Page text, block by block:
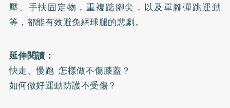
壓、手扶固定物，重複踮腳尖，以及單腳彈跳運動
等，都能有效避免網球腿的悲劇。
延伸閱讀：
快走、慢跑 怎樣做不傷膝蓋？
如何做好運動防護不受傷？